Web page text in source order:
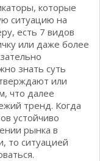
которые
ситуацию на
есть 7 видов
или даже более
знать суть
или
что далее
тренд. Когда
устойчиво
рынка в
то ситуацией